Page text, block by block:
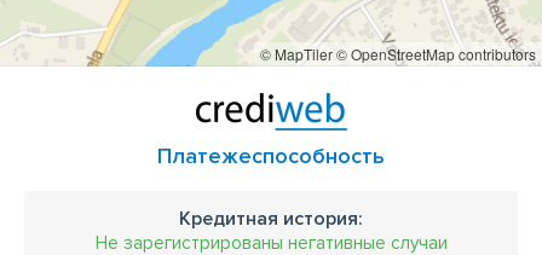
© MapTiler© OpenStreetMap contributors
Платежеспособность
Кредитная история:
Не зарегистрированы негативные случаи